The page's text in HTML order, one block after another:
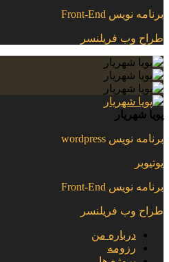
برنامه نویس Front-End
طراح وب فریلنسر
پویا شهریار
برنامه نویس wordpress
یوتیوبر
برنامه نویس Front-End
طراح وب فریلنسر
درباره من
رزومه